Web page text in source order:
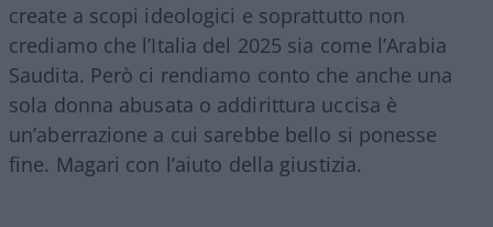
create a scopi ideologici e soprattutto non
crediamo che l’Italia del 2025 sia come l’Arabia
Saudita. Però ci rendiamo conto che anche una
sola donna abusata o addirittura uccisa è
un’aberrazione a cui sarebbe bello si ponesse
fine. Magari con l’aiuto della giustizia.